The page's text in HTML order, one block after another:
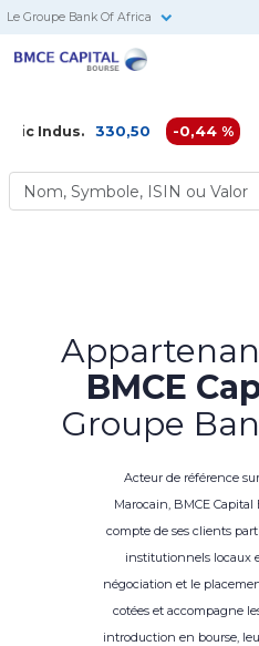
Le Groupe Bank Of Africa
330,50 -0,44 %
BMCE
Groupe
Acteur de référence
Marocain, BMCE Capital
compte de ses clients
institutionnels locaux
négociation et le
cotées et accompagne
introduction en bourse,